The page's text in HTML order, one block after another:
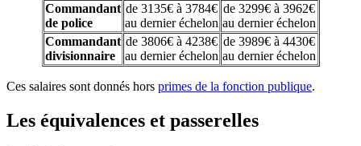
Commandant
de police
de 3135€ à 3784€
au dernier échelon
de 3299€ à 3962€
au dernier échelon
Commandant
divisionnaire
de 3806€ à 4238€
au dernier échelon
de 3989€ à 4430€
au dernier échelon
Ces salaires sont donnés hors primes de la fonction publique.
Les équivalences et passerelles